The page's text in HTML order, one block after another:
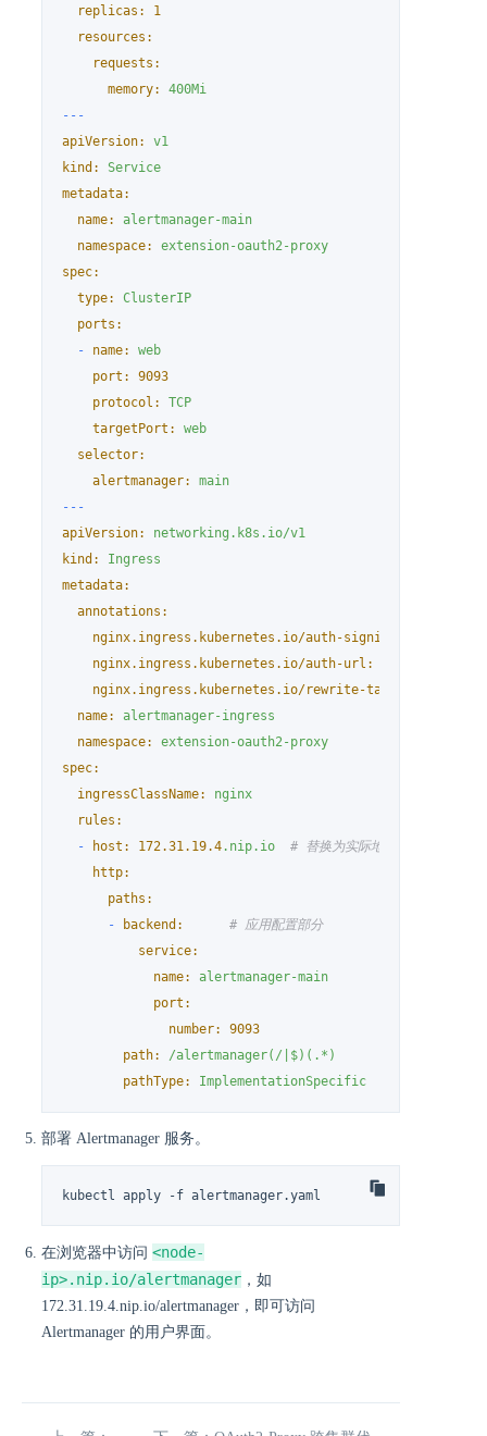
replicas:
1
resources:
requests:
memory:
400Mi
---
apiVersion:
v1
kind:
Service
metadata:
name:
alertmanager-main
namespace:
extension-oauth2-proxy
spec:
type:
ClusterIP
ports:
-
name:
web
port:
9093
protocol:
TCP
targetPort:
web
selector:
alertmanager:
main
---
apiVersion:
networking.k8s.io/v1
kind:
Ingress
metadata:
annotations:
nginx.ingress.kubernetes.io/auth-signin:
nginx.ingress.kubernetes.io/auth-url:
nginx.ingress.kubernetes.io/rewrite-target:
name:
alertmanager-ingress
namespace:
extension-oauth2-proxy
spec:
ingressClassName:
nginx
rules:
-
host: 172.31.19.4.nip.io
# 替换为实际地址
http:
paths:
-
backend:
# 应用配置部分
service:
name:
alertmanager-main
port:
number:
9093
path:
/alertmanager(/|$)(.*)
pathType:
ImplementationSpecific
部署 Alertmanager 服务。
kubectl apply -f alertmanager.yaml
在浏览器中访问 <node-
ip>.nip.io/alertmanager ，如
172.31.19.4.nip.io/alertmanager，即可访问
Alertmanager 的用户界面。